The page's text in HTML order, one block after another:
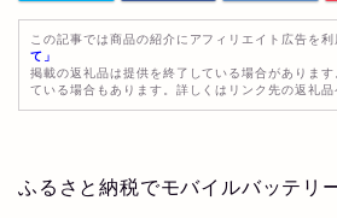
この記事では商品の紹介にアフィリエイト広告を
て」
掲載の返礼品は提供を終了している場合がありま
ている場合もあります。詳しくはリンク先の返礼品
ふるさと納税でモバイルバッテリ